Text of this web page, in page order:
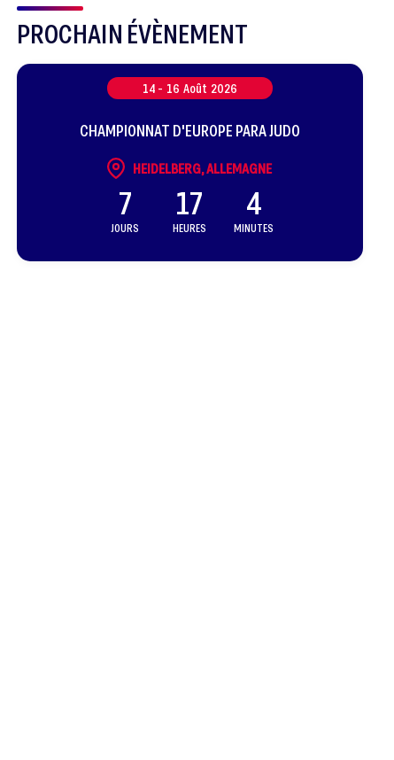
PROCHAIN ÉVÈNEMENT
14 - 16 Août 2026
CHAMPIONNAT D'EUROPE PARA JUDO
HEIDELBERG, ALLEMAGNE
7
JOURS
17
HEURES
4
MINUTES